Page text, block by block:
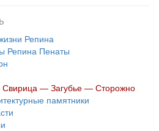
Репина
Репина Пенаты
— Загубье — Сторожно
памятники